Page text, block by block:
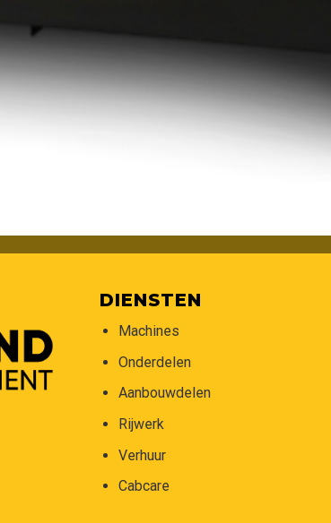
DIENSTEN
Machines
Onderdelen
Aanbouwdelen
Rijwerk
Verhuur
Cabcare